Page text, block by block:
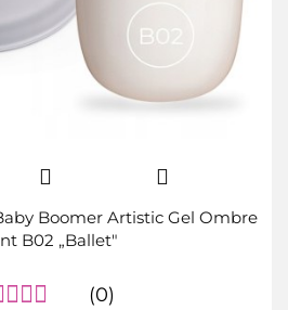
Boomer Artistic Gel Ombre
B02 „Ballet"
(0)